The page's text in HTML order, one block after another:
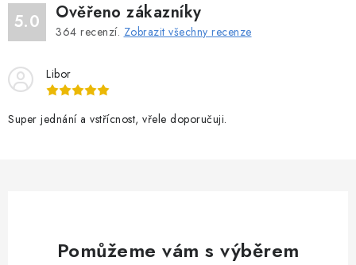
5.0 Ověřeno zákazníky
364 recenzí. Zobrazit všechny recenze
Libor
Super jednání a vstřícnost, vřele doporučuji.
Pomůžeme vám s výběrem